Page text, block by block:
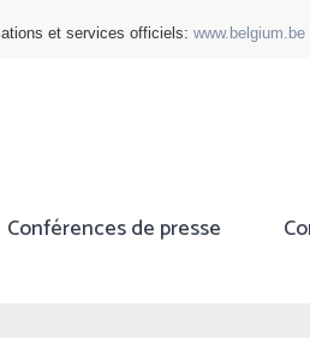
et services officiels: www.belgium.be
Conférences de presse